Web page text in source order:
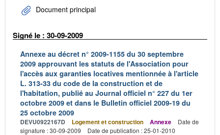
Document principal
Signé le : 30-09-2009
Annexe au décret n° 2009-1155 du 30 septembre
2009 approuvant les statuts de l'Association pour
l'accès aux garanties locatives mentionnée à l'article
L. 313-33 du code de la construction et de
l'habitation, publié au Journal officiel n° 227 du 1er
octobre 2009 et dans le Bulletin officiel 2009-19 du
25 octobre 2009
DEVU0922167D Logement et construction Annexe
Date de
signature : 30-09-2009
Date de publication : 25-01-2010